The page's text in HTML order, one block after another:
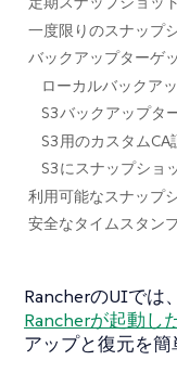
一度限りのスナップ
バックアップターゲ
ローカルバックア
S3バックアップタ
S3用のカスタムCA
S3にスナップショ
利用可能なスナップ
安全なタイムスタンプ
RancherのUIでは、
Rancherが起動し
アップと復元を簡